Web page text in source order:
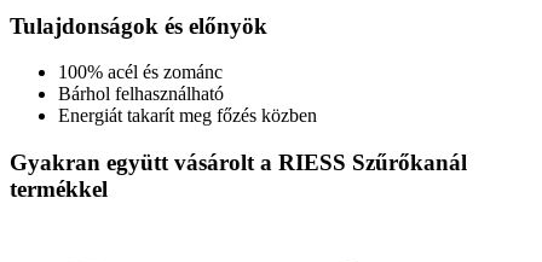
Tulajdonságok és előnyök
100% acél és zománc
Bárhol felhasználható
Energiát takarít meg főzés közben
Gyakran együtt vásárolt a RIESS Szűrőkanál
termékkel